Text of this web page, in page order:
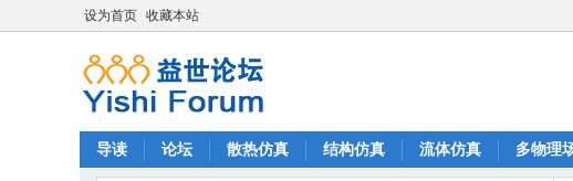
设为首页 收藏本站
导读 论坛 散热仿真 结构仿真 流体仿真 多物理